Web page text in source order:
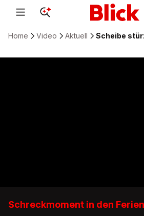
Home Video Aktuell Scheibe
Schreckmoment in den Ferien